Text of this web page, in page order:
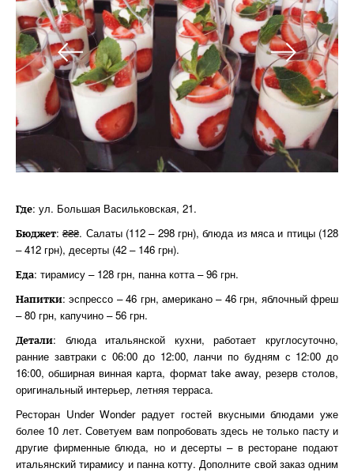
Где: ул. Большая Васильковская, 21.
Бюджет: ₴₴₴. Салаты (112 – 298 грн), блюда из мяса и птицы (128
– 412 грн), десерты (42 – 146 грн).
Еда: тирамису – 128 грн, панна котта – 96 грн.
Напитки: эспрессо – 46 грн, американо – 46 грн, яблочный фреш
– 80 грн, капучино – 56 грн.
Детали: блюда итальянской кухни, работает круглосуточно,
ранние завтраки с 06:00 до 12:00, ланчи по будням с 12:00 до
16:00, обширная винная карта, формат take away, резерв столов,
оригинальный интерьер, летняя терраса.
Ресторан Under Wonder радует гостей вкусными блюдами уже
более 10 лет. Советуем вам попробовать здесь не только пасту и
другие фирменные блюда, но и десерты – в ресторане подают
итальянский тирамису и панна котту. Дополните свой заказ одним